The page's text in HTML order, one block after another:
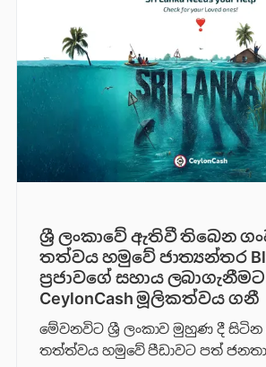
ශ්‍රී ලංකාවේ ඇතිවී තිබෙන
තත්වය හමුවේ ජාත්‍යන්තර
ප්‍රජාවගේ සහාය ලබාගැනීමට
CeylonCash මූලිකත්වය ග​නී
මේවනවිට ශ්‍රී ලංකාව මුහුණ දී
තත්ත්වය හමුවේ පීඩාවට පත්